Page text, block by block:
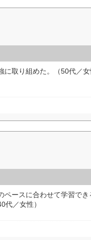
取り組めた。（50代／女
ースに合わせて学習で
代／女性）